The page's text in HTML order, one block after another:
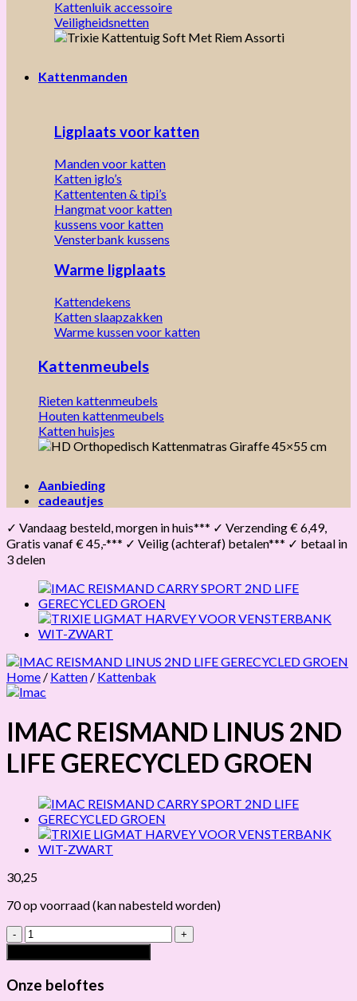
Kattenluik accessoire
Veiligheidsnetten
Kattenmanden
Ligplaats voor katten
Manden voor katten
Katten iglo’s
Kattententen & tipi’s
Hangmat voor katten
kussens voor katten
Vensterbank kussens
Warme ligplaats
Kattendekens
Katten slaapzakken
Warme kussen voor katten
Kattenmeubels
Rieten kattenmeubels
Houten kattenmeubels
Katten huisjes
Aanbieding
cadeautjes
✓ Vandaag besteld, morgen in huis*** ✓ Verzending € 6,49,
Gratis vanaf € 45,-*** ✓ Veilig (achteraf) betalen*** ✓ betaal in
3 delen
Home / Katten / Kattenbak
IMAC REISMAND LINUS 2ND
LIFE GERECYCLED GROEN
30,25
70 op voorraad (kan nabesteld worden)
IMAC
REISMAND
LINUS
2ND
LIFE
Onze beloftes